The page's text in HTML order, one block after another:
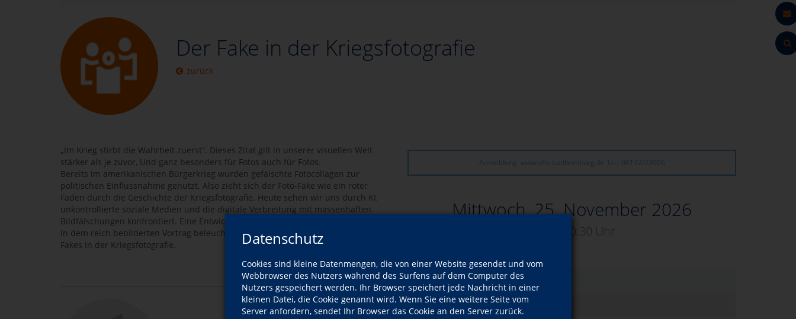
Datenschutz
Cookies sind kleine Datenmengen, die von einer Website gesendet und vom
Webbrowser des Nutzers während des Surfens auf dem Computer des
Nutzers gespeichert werden. Ihr Browser speichert jede Nachricht in einer
kleinen Datei, die Cookie genannt wird. Wenn Sie eine weitere Seite vom
Server anfordern, sendet Ihr Browser das Cookie an den Server zurück.
Der Fake in der Kriegsfotografie
zurück
Anmeldung: www.vhs-badhomburg.de Tel.: 06172/23006
Mittwoch, 25. November 2026
19:00–20:30 Uhr
Kursnummer 262D05-36
Dozent Michael Ebert
„Im Krieg stirbt die Wahrheit zuerst“. Dieses Zitat gilt in unserer visuellen Welt
stärker als je zuvor, Und ganz besonders für Fotos auch für Fotos.
Bereits im amerikanischen Bürgerkrieg wurden gefälschte Fotocollagen zur
politischen Einflussnahme genutzt. Also zieht sich der Foto-Fake wie ein roter
Faden durch die Geschichte der Kriegsfotografie. Heute sehen wir uns durch KI,
unkontrollierte soziale Medien und die digitale Verbreitung mit massenhaften
Bildfälschungen konfrontiert. Eine Entwicklung, die erst am Anfang steht.
In dem reich bebilderten Vortrag beleuchtet Michael Ebert die Geschichte des
Fakes in der Kriegsfotografie.